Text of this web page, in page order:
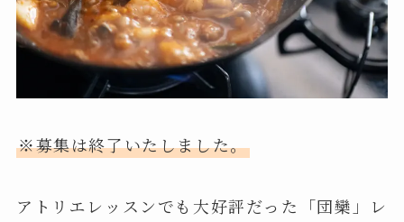
※募集は終了いたしました。
アトリエレッスンでも大好評だった「団欒」レ